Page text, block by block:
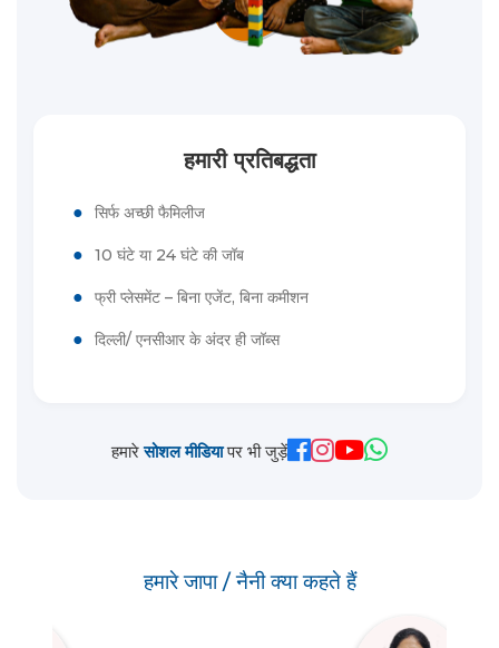
हमारी प्रतिबद्धता
● सिर्फ अच्छी फैमिलीज
● 10 घंटे या 24 घंटे की जॉब
● फ्री प्लेसमेंट – बिना एजेंट, बिना कमीशन
● दिल्ली/ एनसीआर के अंदर ही जॉब्स
हमारेसोशल मीडियापर भी जुड़ें
हमारे जापा / नैनी क्या कहते हैं